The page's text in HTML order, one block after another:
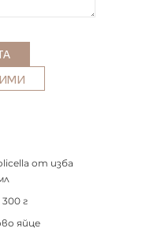
от изба
г
яйце